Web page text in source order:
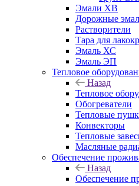
Эмали ХВ
Дорожные
Растворители
Тара для
Эмаль ХС
Эмаль ЭП
Тепловое
Назад
Тепловое
Обогреватели
Тепловые
Конвекторы
Тепловые
Масляные
Обеспечение
Назад
Обеспечение